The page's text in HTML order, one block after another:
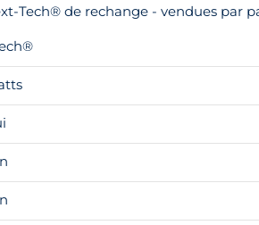
Tech® de rechange - vendues par